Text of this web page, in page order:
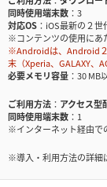
同時使用端末数
3
対応OS
iOS最新の２
※コンテンツの使用にあ
※Androidは、Android２
末（Xperia、GALAXY、
必要メモリ容量
30 MB
ご利用方法
アクセス型
同時使用端末数
1
※インターネット経由で
※導入・利用方法の詳細